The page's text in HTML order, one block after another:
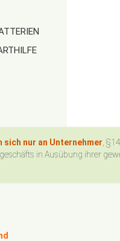
nur an Unternehmer ,
in Ausübung ihrer